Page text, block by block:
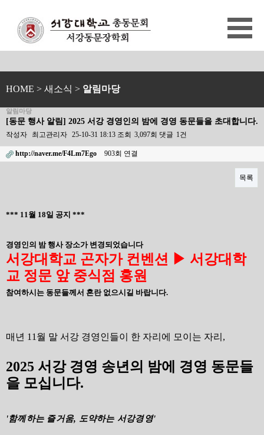
HOME > 새소식 > 알림마당
알림마당
[동문 행사 알림] 2025 서강 경영인의 밤에 경영 동문들을 초대합니다.
작성자 최고관리자 25-10-31 18:13 조회 3,097회 댓글 1건
http://naver.me/F4Lm7Ego 903회 연결
목록
*** 11월 18일 공지 ***
경영인의 밤 행사 장소가 변경되었습니다
서강대학교 곤자가 컨벤션 ▶ 서강대학
교 정문 앞 중식점 홍원
참여하시는 동문들께서 혼란 없으시길 바랍니다.
매년 11월 말 서강 경영인들이 한 자리에 모이는 자리,
2025 서강 경영 송년의 밤에 경영 동문들
을 모십니다.
'함께하는 즐거움, 도약하는 서강경영'